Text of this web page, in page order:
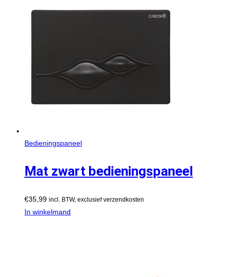
Bedieningspaneel
Mat zwart bedieningspaneel
€35,99 incl. BTW, exclusief verzendkosten
In winkelmand